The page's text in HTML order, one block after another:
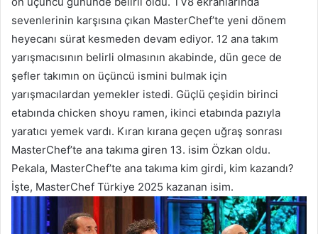
sevenlerinin karşısına çıkan MasterChef’te yeni dönem
heyecanı sürat kesmeden devam ediyor. 12 ana takım
yarışmacısının belirli olmasının akabinde, dün gece de
şefler takımın on üçüncü ismini bulmak için
yarışmacılardan yemekler istedi. Güçlü çeşidin birinci
etabında chicken shoyu ramen, ikinci etabında pazıyla
yaratıcı yemek vardı. Kıran kırana geçen uğraş sonrası
MasterChef’te ana takıma giren 13. isim Özkan oldu.
Pekala, MasterChef’te ana takıma kim girdi, kim kazandı?
İşte, MasterChef Türkiye 2025 kazanan isim.